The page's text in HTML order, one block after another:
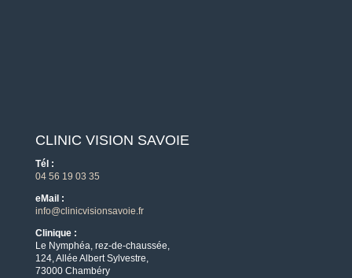
CLINIC VISION SAVOIE
Tél :
04 56 19 03 35
eMail :
info@clinicvisionsavoie.fr
Clinique :
Le Nymphéa, rez-de-chaussée,
124, Allée Albert Sylvestre,
73000 Chambéry